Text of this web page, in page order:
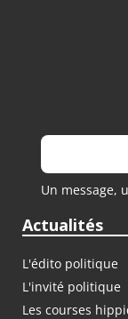
Un message,
Actualités
L'édito politique
L'invité politique
Les courses